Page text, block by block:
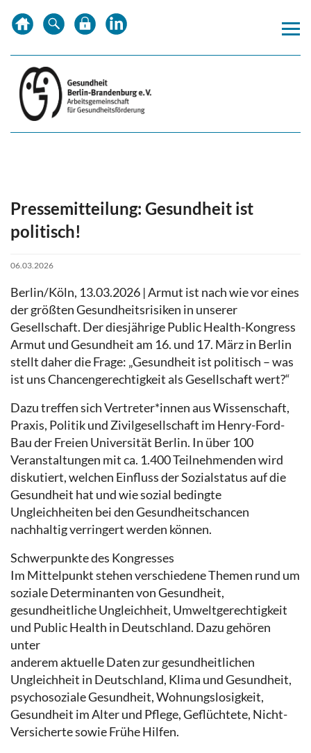
Inhalt
Hauptnavigation
Subnavigation
Pressemitteilung: Gesundheit ist
politisch!
06.03.2026
Berlin/Köln, 13.03.2026 | Armut ist nach wie vor eines
der größten Gesundheitsrisiken in unserer
Gesellschaft. Der diesjährige Public Health-Kongress
Armut und Gesundheit am 16. und 17. März in Berlin
stellt daher die Frage: „Gesundheit ist politisch – was
ist uns Chancengerechtigkeit als Gesellschaft wert?“
Dazu treffen sich Vertreter*innen aus Wissenschaft,
Praxis, Politik und Zivilgesellschaft im Henry-Ford-
Bau der Freien Universität Berlin. In über 100
Veranstaltungen mit ca. 1.400 Teilnehmenden wird
diskutiert, welchen Einfluss der Sozialstatus auf die
Gesundheit hat und wie sozial bedingte
Ungleichheiten bei den Gesundheitschancen
nachhaltig verringert werden können.
Schwerpunkte des Kongresses
Im Mittelpunkt stehen verschiedene Themen rund um
soziale Determinanten von Gesundheit,
gesundheitliche Ungleichheit, Umweltgerechtigkeit
und Public Health in Deutschland. Dazu gehören
unter
anderem aktuelle Daten zur gesundheitlichen
Ungleichheit in Deutschland, Klima und Gesundheit,
psychosoziale Gesundheit, Wohnungslosigkeit,
Gesundheit im Alter und Pflege, Geflüchtete, Nicht-
Versicherte sowie Frühe Hilfen.